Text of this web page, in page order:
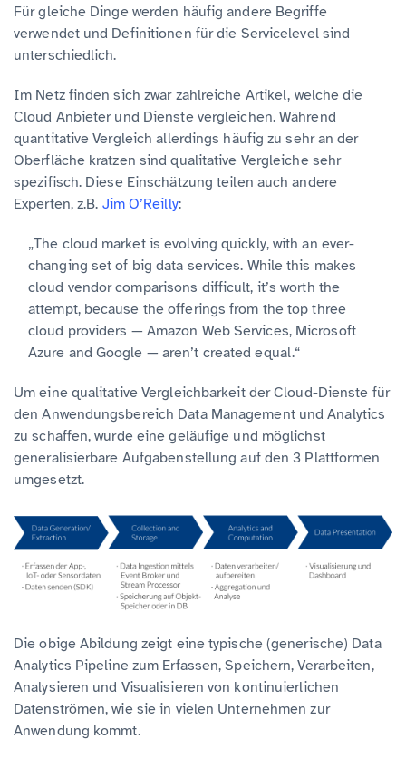
Für gleiche Dinge werden häufig andere Begriffe
verwendet und Definitionen für die Servicelevel sind
unterschiedlich.
Im Netz finden sich zwar zahlreiche Artikel, welche die
Cloud Anbieter und Dienste vergleichen. Während
quantitative Vergleich allerdings häufig zu sehr an der
Oberfläche kratzen sind qualitative Vergleiche sehr
spezifisch. Diese Einschätzung teilen auch andere
Experten, z.B. Jim O’Reilly:
„The cloud market is evolving quickly, with an ever-
changing set of big data services. While this makes
cloud vendor comparisons difficult, it’s worth the
attempt, because the offerings from the top three
cloud providers — Amazon Web Services, Microsoft
Azure and Google — aren’t created equal.“
Um eine qualitative Vergleichbarkeit der Cloud-Dienste für
den Anwendungsbereich Data Management und Analytics
zu schaffen, wurde eine geläufige und möglichst
generalisierbare Aufgabenstellung auf den 3 Plattformen
umgesetzt.
Die obige Abildung zeigt eine typische (generische) Data
Analytics Pipeline zum Erfassen, Speichern, Verarbeiten,
Analysieren und Visualisieren von kontinuierlichen
Datenströmen, wie sie in vielen Unternehmen zur
Anwendung kommt.